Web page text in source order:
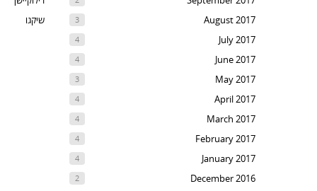
שיקגו
August 2017
3
July 2017
4
June 2017
4
May 2017
3
April 2017
4
March 2017
4
February 2017
4
January 2017
4
December 2016
2